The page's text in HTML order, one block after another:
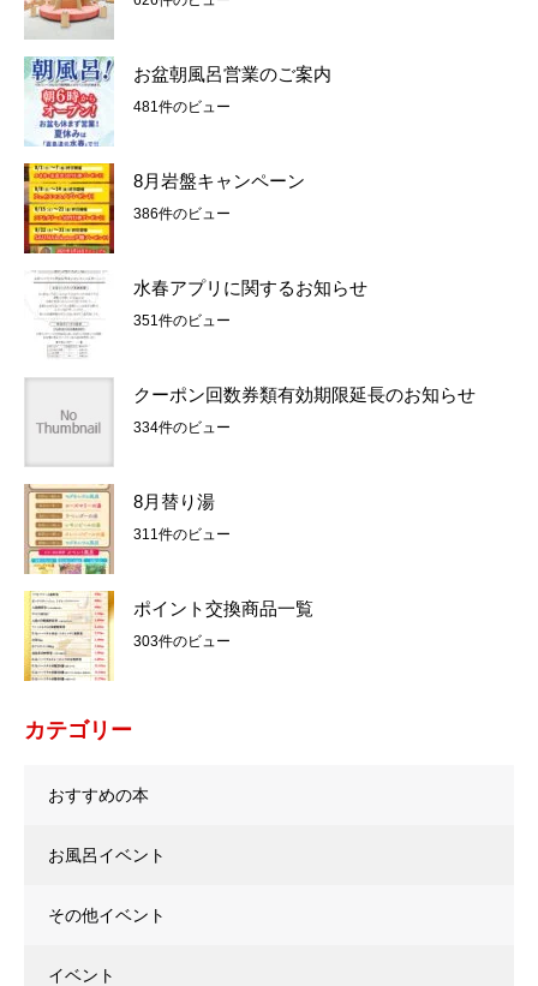
お盆朝風呂営業のご案内
481件のビュー
8月岩盤キャンペーン
386件のビュー
水春アプリに関するお知らせ
351件のビュー
クーポン回数券類有効期限延長のお知らせ
334件のビュー
8月替り湯
311件のビュー
ポイント交換商品一覧
303件のビュー
カテゴリー
おすすめの本
お風呂イベント
その他イベント
イベント